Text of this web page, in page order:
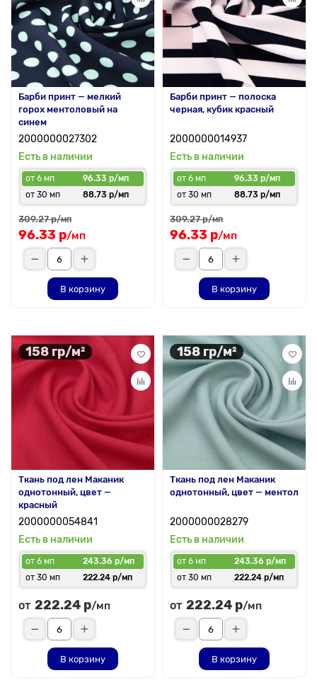
Барби принт — мелкий
горох ментоловый на
синем
2000000027302
Есть в наличии
от 6 мп
96.33 р/мп
от 30 мп
88.73 р/мп
309.27 р/мп
96.33 р/мп
В корзину
Барби принт — полоска
черная, кубик красный
2000000014937
Есть в наличии
от 6 мп
96.33 р/мп
от 30 мп
88.73 р/мп
309.27 р/мп
96.33 р/мп
В корзину
158 гр/м²
Ткань под лен Маканик
однотонный, цвет —
красный
2000000054841
Есть в наличии
от 6 мп
243.36 р/мп
от 30 мп
222.24 р/мп
от 222.24 р/мп
В корзину
158 гр/м²
Ткань под лен Маканик
однотонный, цвет — ментол
2000000028279
Есть в наличии
от 6 мп
243.36 р/мп
от 30 мп
222.24 р/мп
от 222.24 р/мп
В корзину